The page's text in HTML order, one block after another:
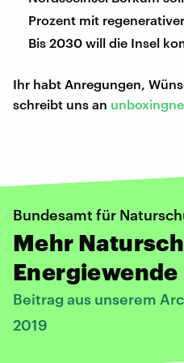
Prozent mit
Bis 2030 will die Insel
Ihr habt Anregungen,
schreibt uns an
Bundesamt für
Mehr
Energiewende
Beitrag aus unserem
2019